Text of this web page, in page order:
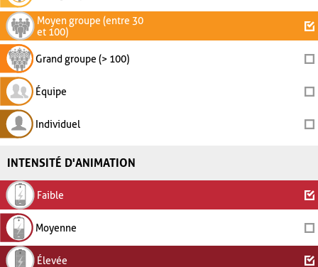
Moyen groupe (entre 30
et 100)
Grand groupe (> 100)
Équipe
Individuel
INTENSITÉ D'ANIMATION
Faible
Moyenne
Élevée